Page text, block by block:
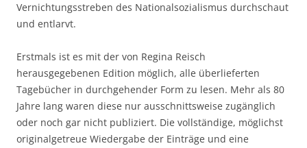
Vernichtungsstreben des Nationalsozialismus durchschaut
und entlarvt.
Erstmals ist es mit der von Regina Reisch
herausgegebenen Edition möglich, alle überlieferten
Tagebücher in durchgehender Form zu lesen. Mehr als 80
Jahre lang waren diese nur ausschnittsweise zugänglich
oder noch gar nicht publiziert. Die vollständige, möglichst
originalgetreue Wiedergabe der Einträge und eine